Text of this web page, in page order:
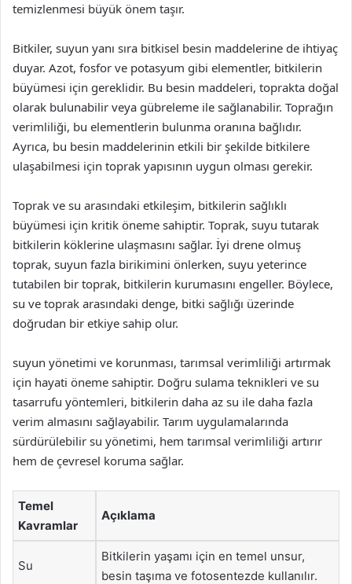
temizlenmesi büyük önem taşır.
Bitkiler, suyun yanı sıra bitkisel besin maddelerine de ihtiyaç
duyar. Azot, fosfor ve potasyum gibi elementler, bitkilerin
büyümesi için gereklidir. Bu besin maddeleri, toprakta doğal
olarak bulunabilir veya gübreleme ile sağlanabilir. Toprağın
verimliliği, bu elementlerin bulunma oranına bağlıdır.
Ayrıca, bu besin maddelerinin etkili bir şekilde bitkilere
ulaşabilmesi için toprak yapısının uygun olması gerekir.
Toprak ve su arasındaki etkileşim, bitkilerin sağlıklı
büyümesi için kritik öneme sahiptir. Toprak, suyu tutarak
bitkilerin köklerine ulaşmasını sağlar. İyi drene olmuş
toprak, suyun fazla birikimini önlerken, suyu yeterince
tutabilen bir toprak, bitkilerin kurumasını engeller. Böylece,
su ve toprak arasındaki denge, bitki sağlığı üzerinde
doğrudan bir etkiye sahip olur.
suyun yönetimi ve korunması, tarımsal verimliliği artırmak
için hayati öneme sahiptir. Doğru sulama teknikleri ve su
tasarrufu yöntemleri, bitkilerin daha az su ile daha fazla
verim almasını sağlayabilir. Tarım uygulamalarında
sürdürülebilir su yönetimi, hem tarımsal verimliliği artırır
hem de çevresel koruma sağlar.
Temel
Kavramlar
Açıklama
Su
Bitkilerin yaşamı için en temel unsur,
besin taşıma ve fotosentezde kullanılır.